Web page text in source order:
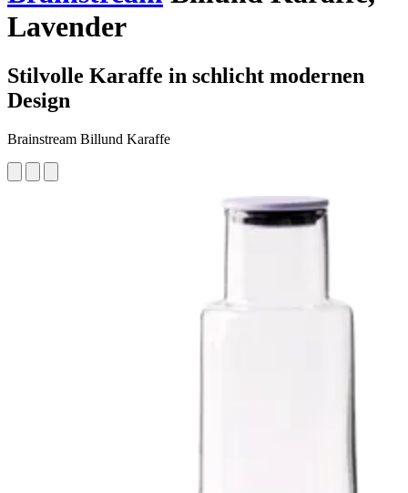
Lavender
Stilvolle Karaffe in schlicht modernen
Design
Brainstream Billund Karaffe